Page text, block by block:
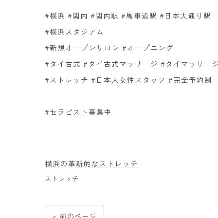
#横浜 #関内 #関内駅 #馬車道駅 #日本大通り駅
#横浜スタジアム
#新規オープンサロン #オープニング
#タイ古式 #タイ古式マッサージ #タイマッサー
#ストレッチ #日本人女性スタッフ #完全予約制
#セラピスト募集中
横浜の革新的なストレッチ
ストレッチ
< 前のページ